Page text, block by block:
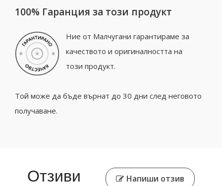
100% Гаранция за този продукт
Ние от Малчугани гарантираме за
качеството и оригиналността на
този продукт.
Той може да бъде върнат до 30 дни след неговото
получаване.
Отзиви Напиши отзив